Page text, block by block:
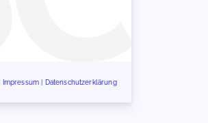
Impressum Datenschutzerklärung